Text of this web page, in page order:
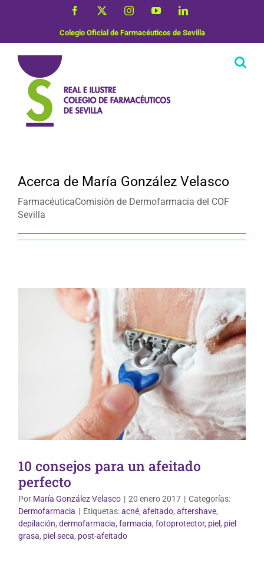
Facebook InstagramYouTubeLinkedIn
Colegio Oficial de Farmacéuticos de Sevilla
Acerca de María González Velasco
FarmacéuticaComisión de Dermofarmacia del COF
Sevilla
10 consejos para un afeitado
perfecto
Por María González Velasco | 20 enero 2017 | Categorías:
Dermofarmacia | Etiquetas:acné, afeitado, aftershave,
depilación, dermofarmacia, farmacia, fotoprotector, piel , piel
grasa, piel seca, post-afeitadoDermofarmacia